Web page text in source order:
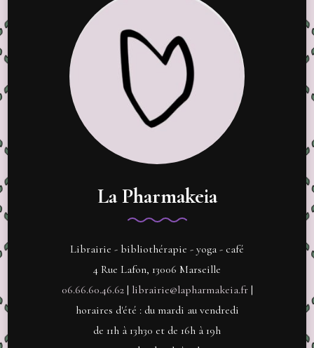
La Pharmakeia
Librairie - bibliothérapie - yoga - café
4 Rue Lafon, 13006 Marseille
06.66.60.46.62| librairie@lapharmakeia.fr|
horaires d'été : du mardi au vendredi
de 11h à 13h30 et de 16h à 19h